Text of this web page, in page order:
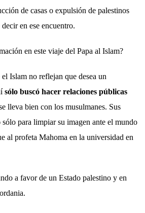
de casas o expulsión de palestinos
en ese encuentro.
en este viaje del Papa al Islam?
Islam no reflejan que desea un
sólo buscó hacer relaciones públicas
lleva bien con los musulmanes. Sus
para limpiar su imagen ante el mundo
al profeta Mahoma en la universidad en
a favor de un Estado palestino y en